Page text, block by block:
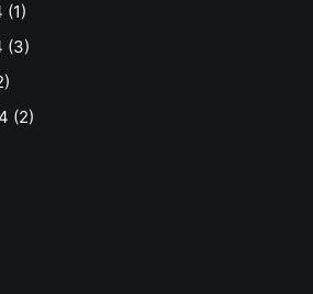
(1)
(3)
(2)